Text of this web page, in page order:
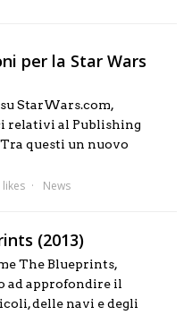
per la Star Wars
StarWars.com,
relativi al Publishing
questi un nuovo
likes News
(2013)
The Blueprints,
ad approfondire il
delle navi e degli